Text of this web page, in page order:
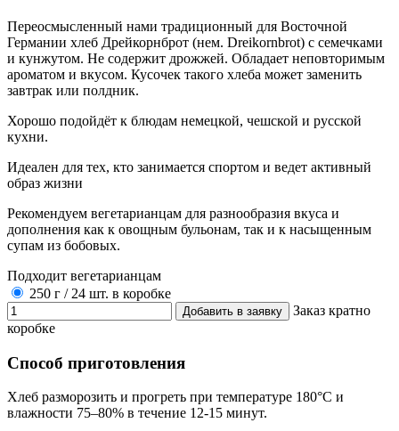
Переосмысленный нами традиционный для Восточной
Германии хлеб Дрейкорнброт (нем. Dreikornbrot) с семечками
и кунжутом. Не содержит дрожжей. Обладает неповторимым
ароматом и вкусом. Кусочек такого хлеба может заменить
завтрак или полдник.
Хорошо подойдёт к блюдам немецкой, чешской и русской
кухни.
Идеален для тех, кто занимается спортом и ведет активный
образ жизни
Рекомендуем вегетарианцам для разнообразия вкуса и
дополнения как к овощным бульонам, так и к насыщенным
супам из бобовых.
Подходит вегетарианцам
250 г / 24 шт. в коробке
Заказ кратно
коробке
Способ приготовления
Хлеб разморозить и прогреть при температуре 180°С и
влажности 75–80% в течение 12-15 минут.